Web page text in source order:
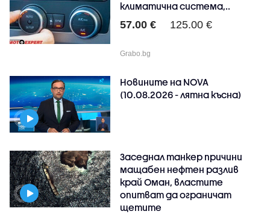
климатична система,..
57.00 € 125.00 €
Grabo.bg
Новините на NOVA
(10.08.2026 - лятна късна)
Заседнал танкер причини
мащабен нефтен разлив
край Оман, властите
опитват да ограничат
щетите